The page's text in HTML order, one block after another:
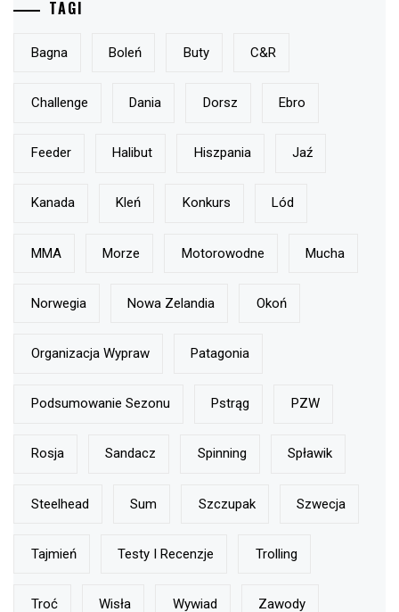
TAGI
Bagna Boleń Buty C&r
Challenge Dania Dorsz Ebro
Feeder Halibut Hiszpania Jaź
Kanada Kleń Konkurs Lód
MMA Morze Motorowodne Mucha
Norwegia Nowa Zelandia Okoń
Organizacja Wypraw Patagonia
Podsumowanie Sezonu Pstrąg PZW
Rosja Sandacz Spinning Spławik
Steelhead Sum Szczupak Szwecja
Tajmień Testy I Recenzje Trolling
Troć Wisła Wywiad Zawody